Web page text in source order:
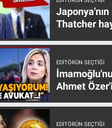
Thatcher
EDITÖRÜN SEÇTIĞI
Ahmet
EDITÖRÜN SEÇTIĞI